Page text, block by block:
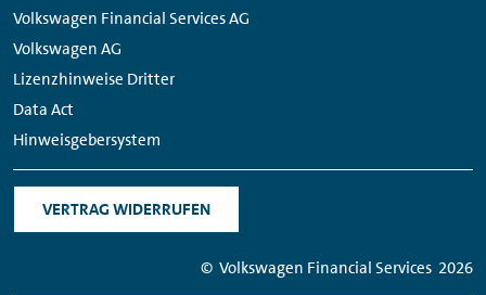
Volkswagen Financial Services AG
Volkswagen AG
Lizenzhinweise Dritter
Data Act
Hinweisgebersystem
VERTRAG WIDERRUFEN
© Volkswagen Financial Services 2026